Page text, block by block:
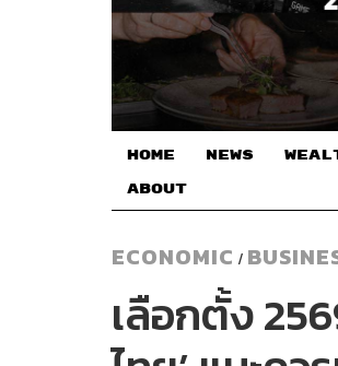
HOME NEWS
ABOUT
ECONOMIC /
เลือกตั้ง